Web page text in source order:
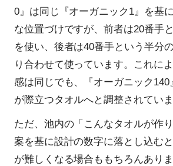
0』は同じ『オーガニック1』を基
な位置づけですが、前者は20番手
を使い、後者は40番手という半分
り合わせて使っています。これに
感は同じでも、『オーガニック
が際立つタオルへと調整されていま
ただ、池内の「こんなタオルが作
案を基に設計の数字に落とし込む
が難しくなる場合ももちろんありま